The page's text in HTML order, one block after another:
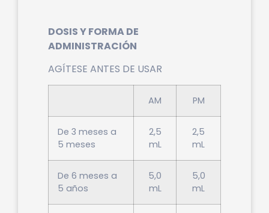
DOSIS Y FORMA DE
ADMINISTRACIÓN
AGÍTESE ANTES DE USAR
AM PM
De 3 meses a
5 meses
2,5
mL
2,5
mL
De 6 meses a
5 años
5,0
mL
5,0
mL